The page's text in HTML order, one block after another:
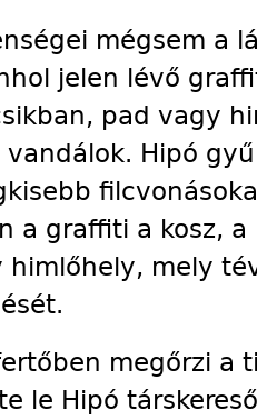
mégsem a
jelen lévő
pad vagy
Hipó
a graffiti a kosz,
himlőhely, mely
megőrzi a
le Hipó